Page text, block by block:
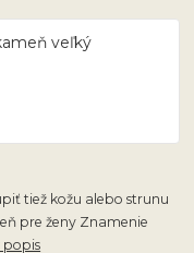
tiež kožu alebo strunu
pre ženy Znamenie
popis